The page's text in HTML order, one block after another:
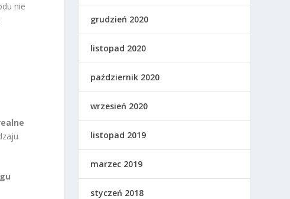
nie
grudzień 2020
listopad 2020
październik 2020
wrzesień 2020
listopad 2019
marzec 2019
styczeń 2018